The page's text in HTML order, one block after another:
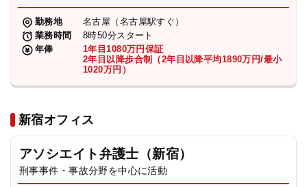
勤務地
名古屋（名古屋駅すぐ）
業務時間
8時50分スタート
年俸
1年目1080万円保証
2年目以降歩合制（2年目以降平均1890万円/最小
1020万円）
新宿オフィス
アソシエイト弁護士（新宿）
刑事事件・事故分野を中心に活動
費用
求人採用
お知らせ